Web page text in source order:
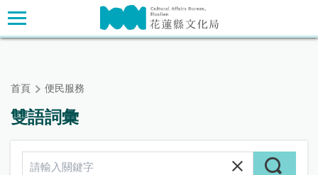
跳
到
主
主要內容區塊
首頁 便民服務
雙語詞彙